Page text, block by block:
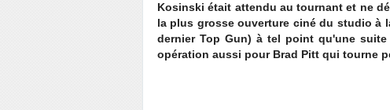
Kosinski était attendu au tournant et ne
la plus grosse ouverture ciné du studio à
dernier Top Gun) à tel point qu'une
opération aussi pour Brad Pitt qui tourne